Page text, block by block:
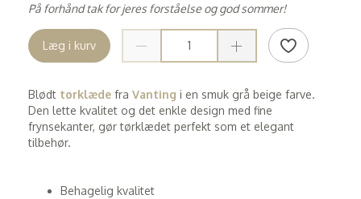
På forhånd tak for jeres forståelse og god sommer!
Læg i kurv
Blødt tørklæde fra Vanting i en smuk grå beige farve.
Den lette kvalitet og det enkle design med fine
frynsekanter, gør tørklædet perfekt som et elegant
tilbehør.
Behagelig kvalitet